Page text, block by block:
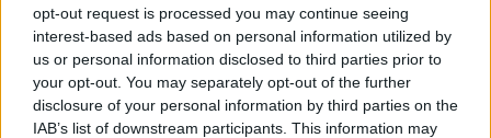
opt-out request is processed you may continue seeing
interest-based ads based on personal information utilized by
us or personal information disclosed to third parties prior to
your opt-out. You may separately opt-out of the further
disclosure of your personal information by third parties on the
IAB’s list of downstream participants. This information may